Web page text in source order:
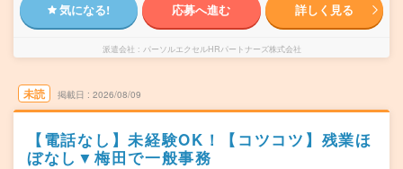
気になる! 応募へ進む 詳しく見る
派遣会社 パーソルエクセルHRパートナーズ株式会社
未読 掲載日 2026/08/09
【電話なし】未経験OK！【コツコツ】残業ほ
ぼなし▼梅田で一般事務